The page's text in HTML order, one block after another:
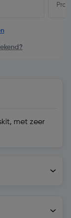
met zeer